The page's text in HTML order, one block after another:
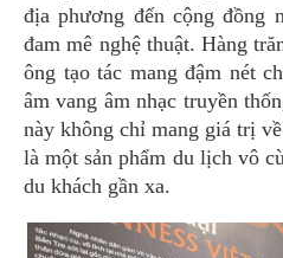
địa phương đến cộng đồng
đam mê nghệ thuật. Hàng
ông tạo tác mang đậm nét
âm vang âm nhạc truyền
này không chỉ mang giá trị
là một sản phẩm du lịch vô
du khách gần xa.